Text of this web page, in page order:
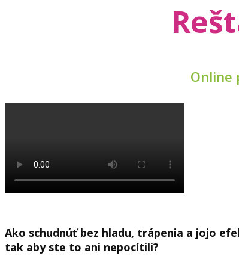
Online
Ako schudnúť bez hladu, trápenia a jojo
tak aby ste to ani nepocítili?